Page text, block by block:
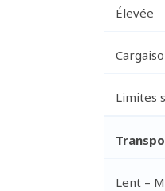
Élevée
Limites
Lent –